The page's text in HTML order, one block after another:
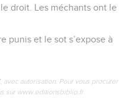
droit. Les méchants ont le
punis et le sot s’expose à
avec autorisation. Pour vous procurer
sur www.editionsbiblio.fr